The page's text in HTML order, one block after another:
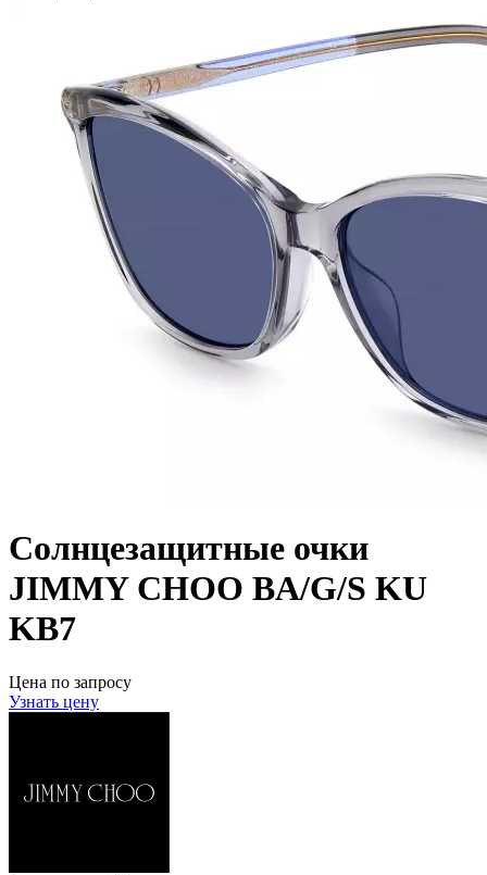
Солнцезащитные очки
JIMMY CHOO BA/G/S KU
KB7
Цена по запросу
Узнать цену